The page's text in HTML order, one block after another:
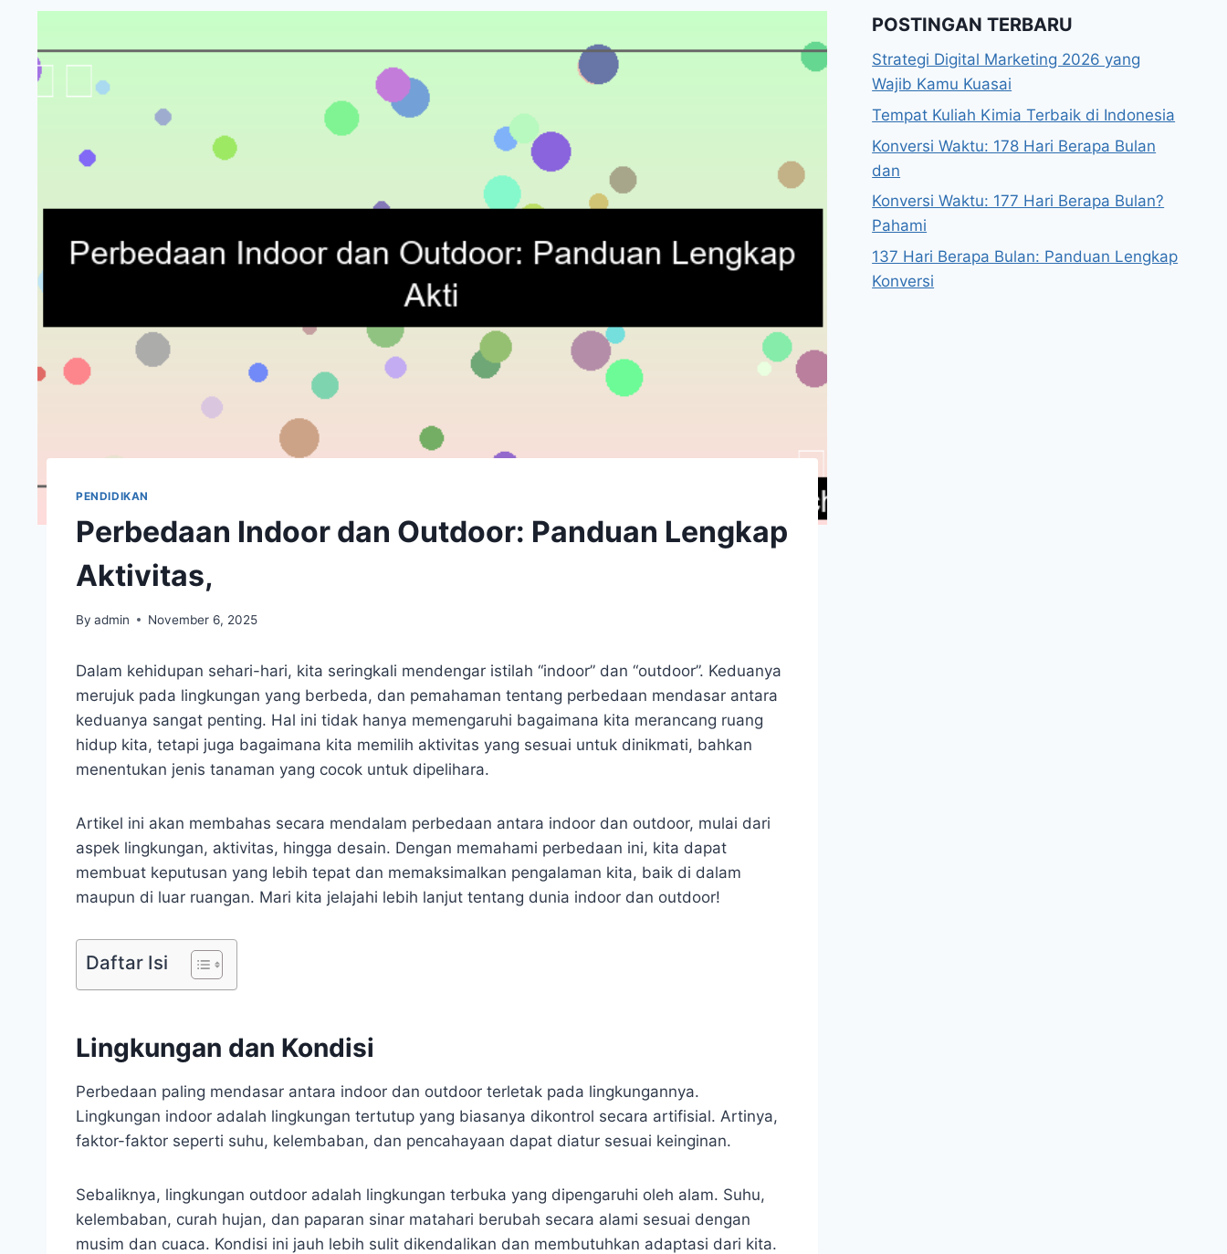
PENDIDIKAN
Perbedaan Indoor dan Outdoor: Panduan Lengkap
Aktivitas,
By admin November 6, 2025
Dalam kehidupan sehari-hari, kita seringkali mendengar istilah “indoor” dan “outdoor”. Keduanya
merujuk pada lingkungan yang berbeda, dan pemahaman tentang perbedaan mendasar antara
keduanya sangat penting. Hal ini tidak hanya memengaruhi bagaimana kita merancang ruang
hidup kita, tetapi juga bagaimana kita memilih aktivitas yang sesuai untuk dinikmati, bahkan
menentukan jenis tanaman yang cocok untuk dipelihara.
Artikel ini akan membahas secara mendalam perbedaan antara indoor dan outdoor, mulai dari
aspek lingkungan, aktivitas, hingga desain. Dengan memahami perbedaan ini, kita dapat
membuat keputusan yang lebih tepat dan memaksimalkan pengalaman kita, baik di dalam
maupun di luar ruangan. Mari kita jelajahi lebih lanjut tentang dunia indoor dan outdoor!
Daftar Isi
Lingkungan dan Kondisi
Perbedaan paling mendasar antara indoor dan outdoor terletak pada lingkungannya.
Lingkungan indoor adalah lingkungan tertutup yang biasanya dikontrol secara artifisial. Artinya,
faktor-faktor seperti suhu, kelembaban, dan pencahayaan dapat diatur sesuai keinginan.
Sebaliknya, lingkungan outdoor adalah lingkungan terbuka yang dipengaruhi oleh alam. Suhu,
kelembaban, curah hujan, dan paparan sinar matahari berubah secara alami sesuai dengan
musim dan cuaca. Kondisi ini jauh lebih sulit dikendalikan dan membutuhkan adaptasi dari kita.
POSTINGAN TERBARU
Strategi Digital Marketing 2026 yang
Wajib Kamu Kuasai
Tempat Kuliah Kimia Terbaik di Indonesia
Konversi Waktu: 178 Hari Berapa Bulan
dan
Konversi Waktu: 177 Hari Berapa Bulan?
Pahami
137 Hari Berapa Bulan: Panduan Lengkap
Konversi